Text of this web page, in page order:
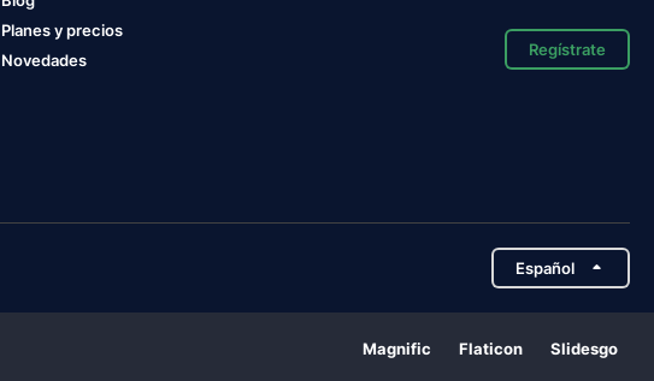
Planes y precios
Novedades
Regístrate
Español
Magnific Flaticon Slidesgo